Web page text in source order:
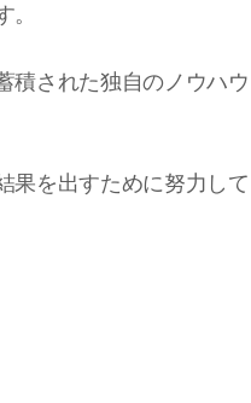
積された独自のノウハウ
果を出すために努力して